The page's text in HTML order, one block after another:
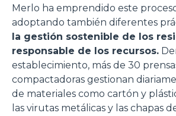
Merlo ha emprendido este
adoptando también diferentes
la gestión sostenible de los
responsable de los recursos.
establecimiento, más de 30
compactadoras gestionan
de materiales como cartón y
las virutas metálicas y las chapas